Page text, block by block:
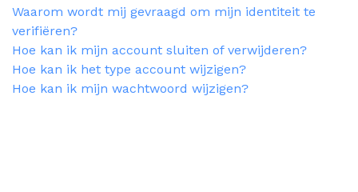
Waarom wordt mij gevraagd om mijn identiteit te
verifiëren?
Hoe kan ik mijn account sluiten of verwijderen?
Hoe kan ik het type account wijzigen?
Hoe kan ik mijn wachtwoord wijzigen?